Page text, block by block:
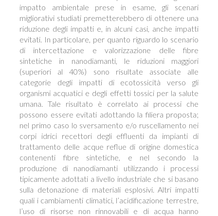
impatto ambientale prese in esame, gli scenari
migliorativi studiati premetterebbero di ottenere una
riduzione degli impatti e, in alcuni casi, anche impatti
evitati. In particolare, per quanto riguardo lo scenario
di intercettazione e valorizzazione delle fibre
sintetiche in nanodiamanti, le riduzioni maggiori
(superiori al 40%) sono risultate associate alle
categorie degli impatti di ecotossicità verso gli
organismi acquatici e degli effetti tossici per la salute
umana. Tale risultato è correlato ai processi che
possono essere evitati adottando la filiera proposta;
nel primo caso lo sversamento e/o ruscellamento nei
corpi idrici recettori degli effluenti da impianti di
trattamento delle acque reflue di origine domestica
contenenti fibre sintetiche, e nel secondo la
produzione di nanodiamanti utilizzando i processi
tipicamente adottati a livello industriale che si basano
sulla detonazione di materiali esplosivi. Altri impatti
quali i cambiamenti climatici, l’acidificazione terrestre,
l’uso di risorse non rinnovabili e di acqua hanno